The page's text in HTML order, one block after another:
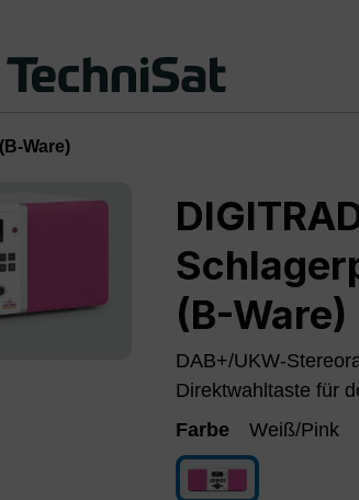
Ware)
(B-Ware)
DAB+/UKW-
Direktwahltaste für
Farbe
Weiß/Pink
Weiß/Pink